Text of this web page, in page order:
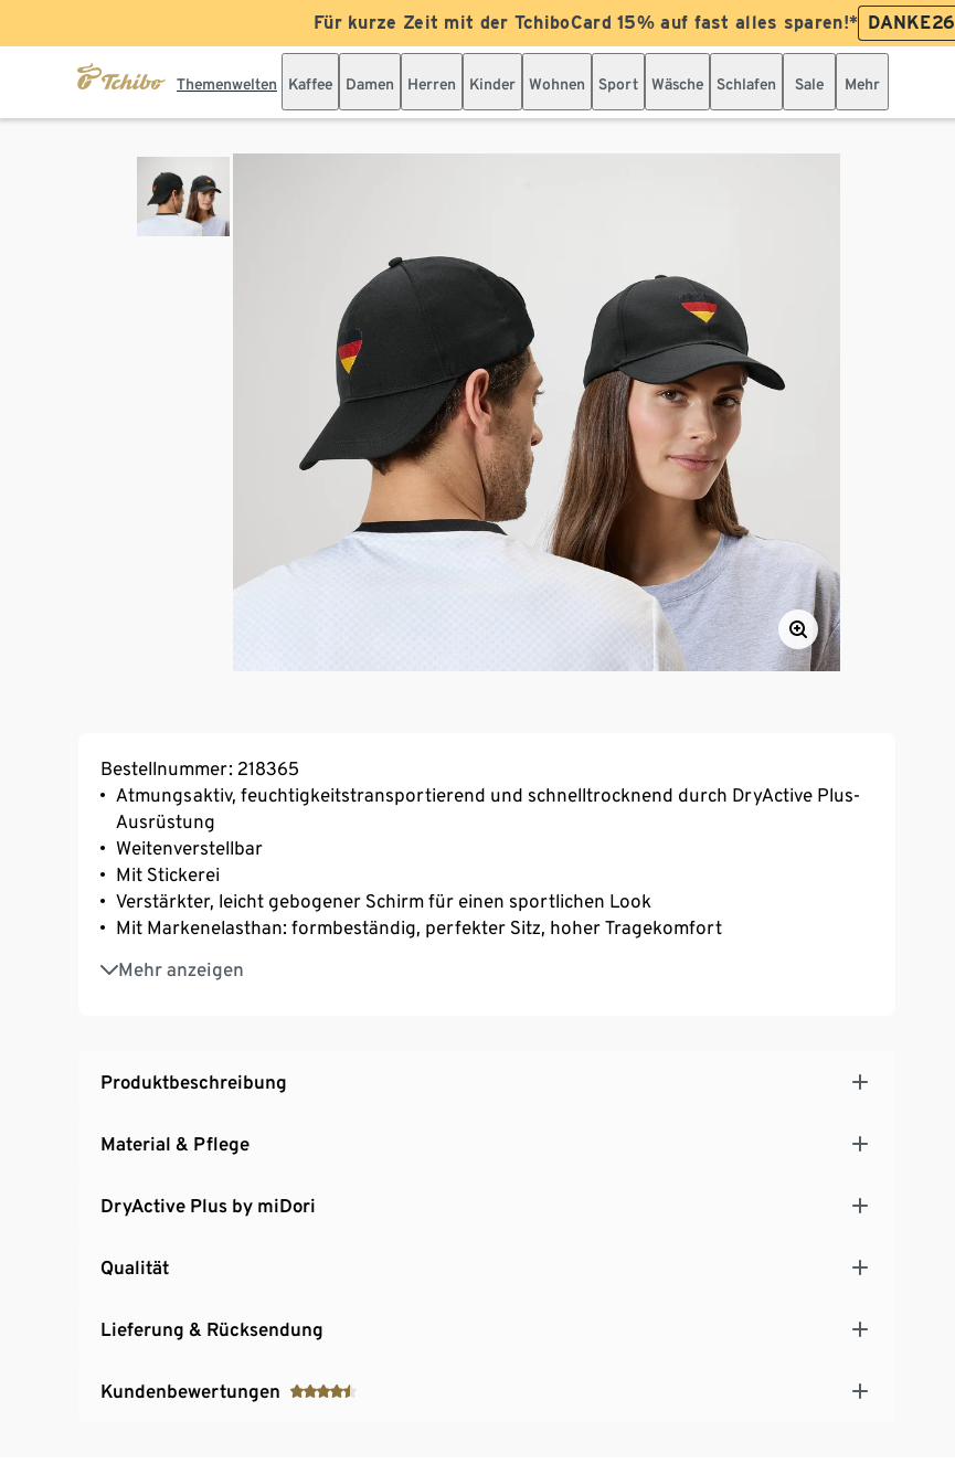
Für kurze Zeit mit der TchiboCard 15% auf fast alles sparen!* DANKE26
Themenwelten Kaffee Damen Herren Kinder Wohnen Sport Wäsche Schlafen Sale Mehr
Bestellnummer: 218365
Atmungsaktiv, feuchtigkeitstransportierend und schnelltrocknend durch DryActive Plus-
Ausrüstung
Weitenverstellbar
Mit Stickerei
Verstärkter, leicht gebogener Schirm für einen sportlichen Look
Mit Markenelasthan: formbeständig, perfekter Sitz, hoher Tragekomfort
Mehr anzeigen
Verstärkte Front für gute Passform
One Size
Produktbeschreibung
Material & Pflege
DryActive Plus by miDori
Qualität
Lieferung & Rücksendung
Kundenbewertungen